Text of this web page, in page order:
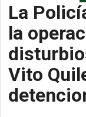
La
la
Vito